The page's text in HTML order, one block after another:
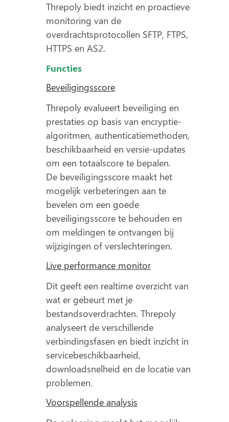
Threpoly biedt inzicht en proactieve
monitoring van de
overdrachtsprotocollen SFTP, FTPS,
HTTPS en AS2.
Functies
Beveiligingsscore
Threpoly evalueert beveiliging en
prestaties op basis van encryptie-
algoritmen, authenticatiemethoden,
beschikbaarheid en versie-updates
om een totaalscore te bepalen.
De beveiligingsscore maakt het
mogelijk verbeteringen aan te
bevelen om een goede
beveiligingsscore te behouden en
om meldingen te ontvangen bij
wijzigingen of verslechteringen.
Live performance monitor
Dit geeft een realtime overzicht van
wat er gebeurt met je
bestandsoverdrachten. Threpoly
analyseert de verschillende
verbindingsfasen en biedt inzicht in
servicebeschikbaarheid,
downloadsnelheid en de locatie van
problemen.
Voorspellende analysis